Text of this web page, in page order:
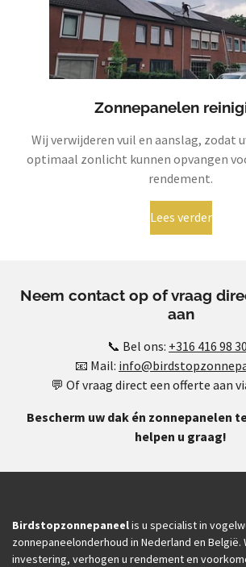
Zonnepanelen
Wij verwijderen vuil en aanslag, zodat
optimaal zonlicht kunnen opvangen
rendement.
Lees verder
Neem contact op of vraag
aan
📞 Bel ons: +316 416 98
📧 Mail:
💬 Of vraag direct een offerte aan
Bescherm uw dak én zonnepanelen
helpen u graag!
Birdstopzonnepaneelis u specialist in
zonnepaneelonderhoud in Nederland en België.
investering, verhogen u rendement en